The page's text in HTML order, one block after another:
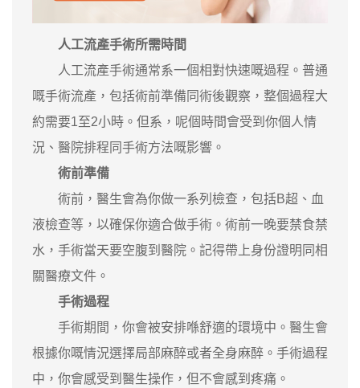
人工流產手術所需時間
人工流產手術通常系一個相對快速嘅過程。普通
嘅手術流產，包括術前準備同術後觀察，整個過程大
約需要1至2小時。但系，呢個時間會受到你個人情
況、醫院排程同手術方法嘅影響。
術前準備
術前，醫生會為你做一系列檢查，包括B超、血
液檢查等，以確保你適合做手術。術前一晚要禁食禁
水，手術當天要空腹到醫院。記得帶上身份證明同相
關醫療文件。
手術過程
手術期間，你會被安排喺舒適的環境中。醫生會
根據你嘅情況選擇局部麻醉或者全身麻醉。手術過程
中，你會感受到醫生操作，但不會感到疼痛。